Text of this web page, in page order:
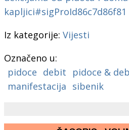
kapljici#sigProId86c7d86f81
Iz kategorije: Vijesti
Označeno u:
pidoce debit
pidoce &
manifestacija sibenik